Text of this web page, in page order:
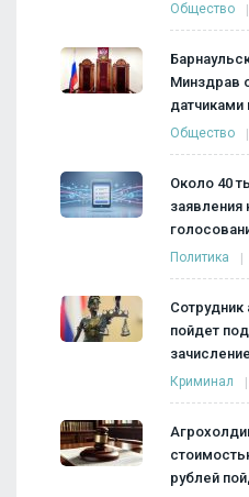
Общество
Минздрав
Общество
Около 40
заявления
Политика
Сотрудник
пойдет
Криминал
рублей